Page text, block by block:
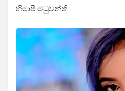
හිමාෂි මධුවන්ති